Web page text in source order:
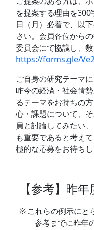
を提案する理由を
日（月）必着で、以
さい。会員各位から
委員会にて協議し、
https://forms.gle/
ご自身の研究テーマ
昨今の経済・社会情
るテーマをお持ちの
心・課題について、
員と討論してみたい
も重要であると考え
極的な応募をお待ちし
【参考】昨
※ これらの例示にと
参考までに昨年